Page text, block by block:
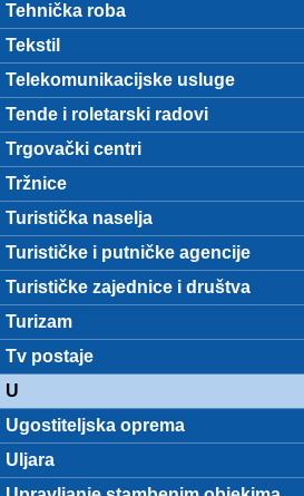
Tehnička roba
Tekstil
Telekomunikacijske usluge
Tende i roletarski radovi
Trgovački centri
Tržnice
Turistička naselja
Turističke i putničke agencije
Turističke zajednice i društva
Turizam
Tv postaje
U
Ugostiteljska oprema
Uljara